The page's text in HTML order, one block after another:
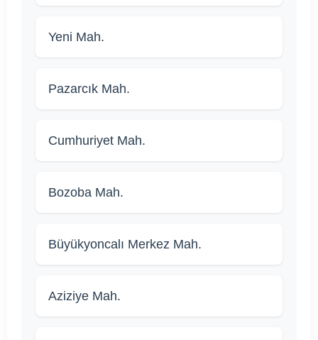
Yeni Mah.
Pazarcık Mah.
Cumhuriyet Mah.
Bozoba Mah.
Büyükyoncalı Merkez Mah.
Aziziye Mah.